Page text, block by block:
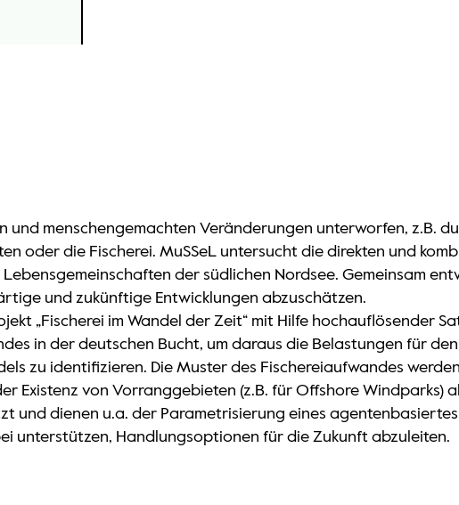
und menschengemachten Veränderungen unterworfen, z.B.
oder die Fischerei. MuSSeL untersucht die direkten und
der südlichen Nordsee. Gemeinsam
und zukünftige Entwicklungen abzuschätzen.
„Fischerei im Wandel der Zeit“ mit Hilfe hochauflösender
in der deutschen Bucht, um daraus die Belastungen für
zu identifizieren. Die Muster des Fischereiaufwandes
Existenz von Vorranggebieten (z.B. für Offshore Windparks)
und dienen u.a. der Parametrisierung eines agentenbasiertes
unterstützen, Handlungsoptionen für die Zukunft abzuleiten.